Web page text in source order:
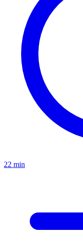
22 min